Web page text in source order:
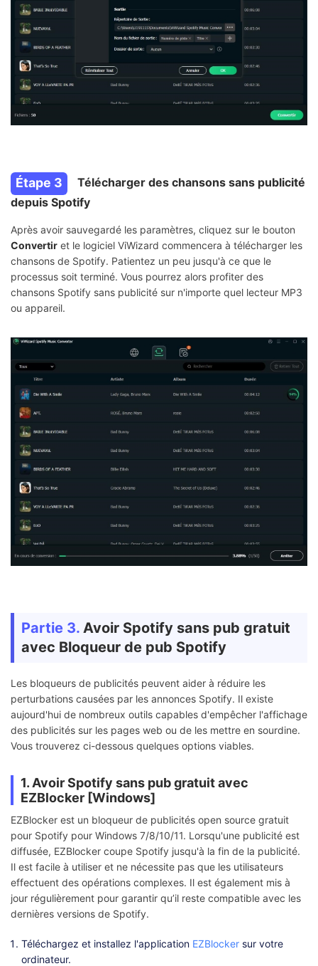
Étape 3
Télécharger des chansons sans publicité
depuis Spotify
Après avoir sauvegardé les paramètres, cliquez sur le bouton
Convertir et le logiciel ViWizard commencera à télécharger les
chansons de Spotify. Patientez un peu jusqu'à ce que le
processus soit terminé. Vous pourrez alors profiter des
chansons Spotify sans publicité sur n'importe quel lecteur MP3
ou appareil.
Partie 3. Avoir Spotify sans pub gratuit
avec Bloqueur de pub Spotify
Les bloqueurs de publicités peuvent aider à réduire les
perturbations causées par les annonces Spotify. Il existe
aujourd'hui de nombreux outils capables d'empêcher l'affichage
des publicités sur les pages web ou de les mettre en sourdine.
Vous trouverez ci-dessous quelques options viables.
1. Avoir Spotify sans pub gratuit avec
EZBlocker [Windows]
EZBlocker est un bloqueur de publicités open source gratuit
pour Spotify pour Windows 7/8/10/11. Lorsqu'une publicité est
diffusée, EZBlocker coupe Spotify jusqu'à la fin de la publicité.
Il est facile à utiliser et ne nécessite pas que les utilisateurs
effectuent des opérations complexes. Il est également mis à
jour régulièrement pour garantir qu’il reste compatible avec les
dernières versions de Spotify.
Téléchargez et installez l'application EZBlocker sur votre
ordinateur.